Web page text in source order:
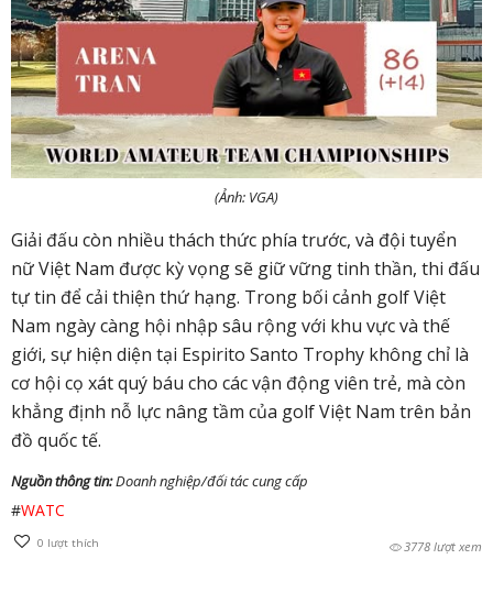
(Ảnh: VGA)
Giải đấu còn nhiều thách thức phía trước, và đội tuyển
nữ Việt Nam được kỳ vọng sẽ giữ vững tinh thần, thi đấu
tự tin để cải thiện thứ hạng. Trong bối cảnh golf Việt
Nam ngày càng hội nhập sâu rộng với khu vực và thế
giới, sự hiện diện tại Espirito Santo Trophy không chỉ là
cơ hội cọ xát quý báu cho các vận động viên trẻ, mà còn
khẳng định nỗ lực nâng tầm của golf Việt Nam trên bản
đồ quốc tế.
Nguồn thông tin:Doanh nghiệp/đối tác cung cấp
#WATC
0 lượt thích 3778 lượt xem